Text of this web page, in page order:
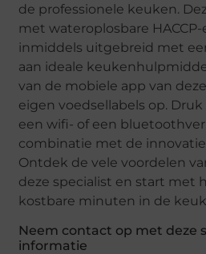
de professionele keuken.
met wateroplosbare
inmiddels uitgebreid met
aan ideale
van de mobiele app van
eigen voedsellabels op. Druk
een wifi- of een
combinatie met de
Ontdek de vele voordelen
deze specialist en start met
kostbare minuten in de
Neem contact op met deze
informatie